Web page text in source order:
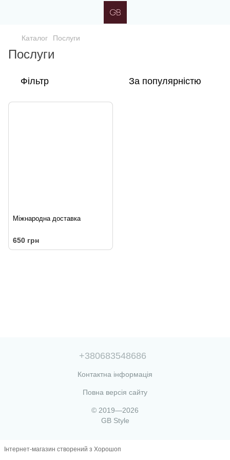
Каталог Послуги
Послуги
Фільтр За популярністю
Міжнародна доставка
650 грн
+380683548686
Контактна інформація
Повна версія сайту
© 2019—2026
GB Style
Інтернет-магазин створений з Хорошоп